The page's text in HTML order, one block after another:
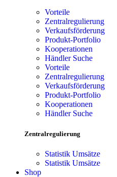
Vorteile
Zentralregulierung
Verkaufsförderung
Produkt-Portfolio
Kooperationen
Händler Suche
Vorteile
Zentralregulierung
Verkaufsförderung
Produkt-Portfolio
Kooperationen
Händler Suche
Zentralregulierung
Statistik Umsätze
Statistik Umsätze
Shop